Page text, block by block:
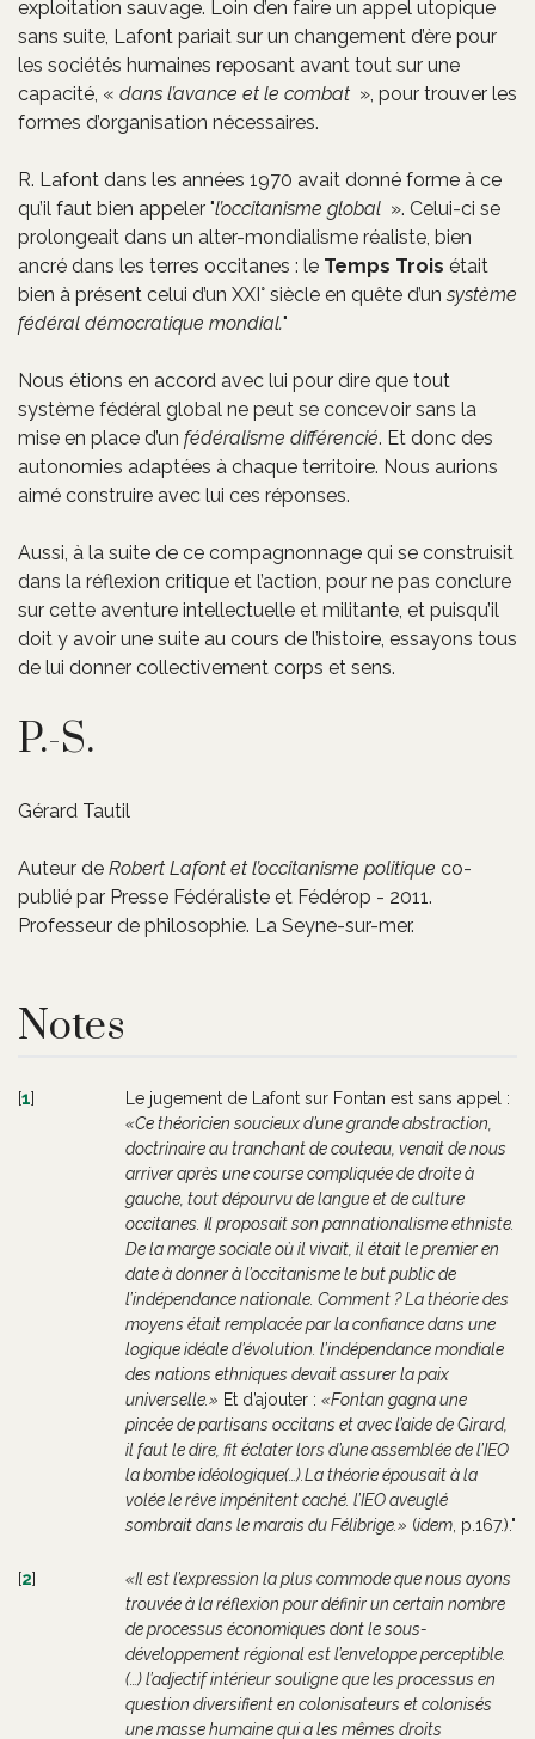
exploitation sauvage. Loin d’en faire un appel utopique
sans suite, Lafont pariait sur un changement d’ère pour
les sociétés humaines reposant avant tout sur une
capacité, « dans l’avance et le combat », pour trouver les
formes d’organisation nécessaires.
R. Lafont dans les années 1970 avait donné forme à ce
qu’il faut bien appeler "l’occitanisme global ». Celui-ci se
prolongeait dans un alter-mondialisme réaliste, bien
ancré dans les terres occitanes : le Temps Trois était
bien à présent celui d’un XXI° siècle en quête d’un système
fédéral démocratique mondial."
Nous étions en accord avec lui pour dire que tout
système fédéral global ne peut se concevoir sans la
mise en place d’un fédéralisme différencié. Et donc des
autonomies adaptées à chaque territoire. Nous aurions
aimé construire avec lui ces réponses.
Aussi, à la suite de ce compagnonnage qui se construisit
dans la réflexion critique et l’action, pour ne pas conclure
sur cette aventure intellectuelle et militante, et puisqu’il
doit y avoir une suite au cours de l’histoire, essayons tous
de lui donner collectivement corps et sens.
P.-S.
Gérard Tautil
Auteur de Robert Lafont et l’occitanisme politique co-
publié par Presse Fédéraliste et Fédérop - 2011.
Professeur de philosophie. La Seyne-sur-mer.
Notes
[1]
Le jugement de Lafont sur Fontan est sans appel :
Ce théoricien soucieux d’une grande abstraction,
doctrinaire au tranchant de couteau, venait de nous
arriver après une course compliquée de droite à
gauche, tout dépourvu de langue et de culture
occitanes. Il proposait son pannationalisme ethniste.
De la marge sociale où il vivait, il était le premier en
date à donner à l’occitanisme le but public de
l’indépendance nationale. Comment ? La théorie des
moyens était remplacée par la confiance dans une
logique idéale d’évolution. l’indépendance mondiale
des nations ethniques devait assurer la paix
universelle.
Et d’ajouter :
Fontan gagna une
pincée de partisans occitans et avec l’aide de Girard,
il faut le dire, fit éclater lors d’une assemblée de l’IEO
la bombe idéologique(…).La théorie épousait à la
volée le rêve impénitent caché. l’IEO aveuglé
sombrait dans le marais du Félibrige.
(idem , p.167.)."
[2]
Il est l’expression la plus commode que nous ayons
trouvée à la réflexion pour définir un certain nombre
de processus économiques dont le sous-
développement régional est l’enveloppe perceptible.
(…) l’adjectif intérieur souligne que les processus en
question diversifient en colonisateurs et colonisés
une masse humaine qui a les mêmes droits